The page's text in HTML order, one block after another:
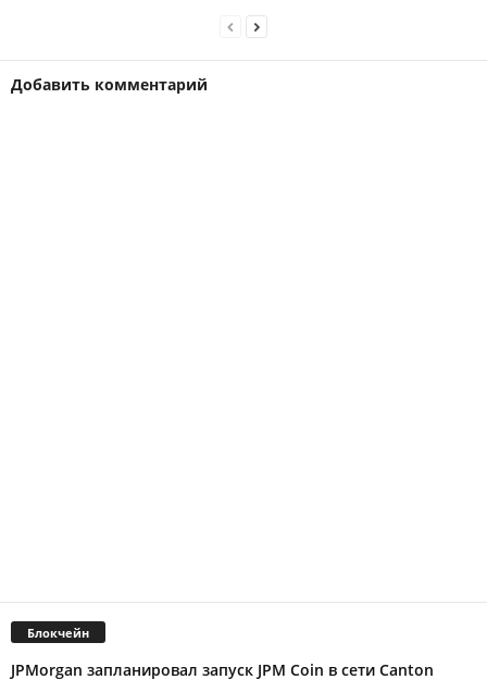
Добавить комментарий
Блокчейн
JPMorgan запланировал запуск JPM Coin в сети Canton